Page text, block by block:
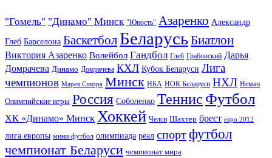
"Гомель" "Динамо" Минск "Юность" Азаренко Александр
Глеб Барселона Баскетбол БеларусьБиатлон
Виктория Азаренко Волейбол Гандбол Глеб Грабовский Дарья
Домрачева Динамо Домрачева КХЛ Кубок Беларуси Лига
чемпионов Марек Сикора Минск НБА НОК Беларуси НХЛ Неман
Олимпийские игры Россия Соболенко Теннис Футбол
ХК «Динамо» Минск Хоккей Челси Шахтер брест евро 2012
лига европы мини-футбол олимпиада реал спортфутбол
чемпионат Беларуси чемпионат мира